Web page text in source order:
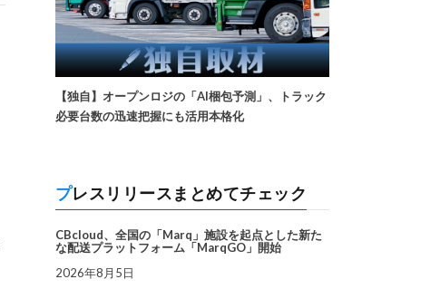
【独自】オープンロジの「AI梱包予測」、トラック
必要台数の迅速把握にも活用本格化
プレスリリースまとめてチェック
CBcloud、全国の「Marq」施設を起点とした新た
な配送プラットフォーム「MarqGO」開始
2026年8月5日